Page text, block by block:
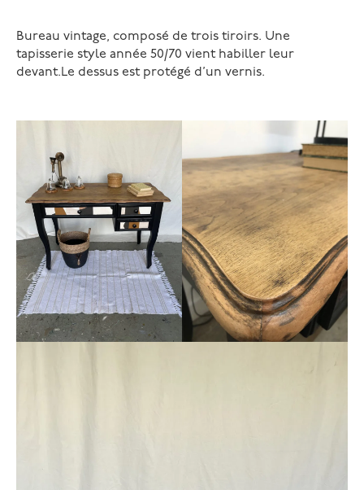
Bureau vintage, composé de trois tiroirs. Une
tapisserie style année 50/70 vient habiller leur
devant.Le dessus est protégé d’un vernis.